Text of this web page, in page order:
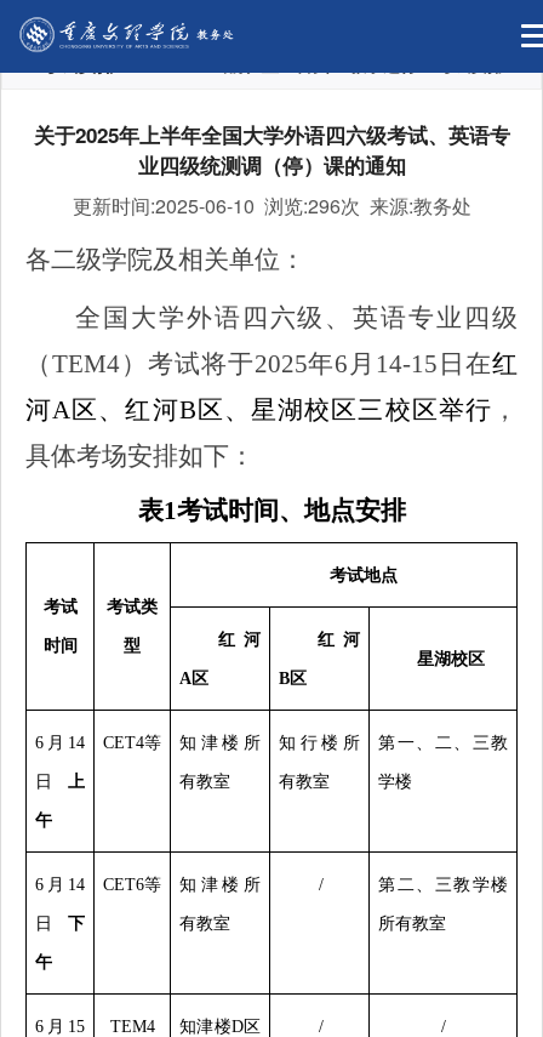
关于2025年上半年全国大学外语四六级考试、英语专
业四级统测调（停）课的通知
更新时间:2025-06-10 浏览:296次 来源:教务处
各二级学院及相关单位：
全国大学外语四六级、英语专业四级
（TEM4）考试将于2025年6月14-15日在红
河A区、红河B区、星湖校区三校区举行 ，
具体考场安排如下：
表1考试时间、地点安排
考试
时间
考试类
型
考试地点
红河
A区
红河
B区
星湖校区
6 月14
日 上
午
CET4等 知津楼所
有教室
知行楼所
有教室
第一、二、三教
学楼
6 月14
日 下
午
CET6等 知津楼所
有教室
/ 第二、三教学楼
所有教室
6 月15 TEM4 知津楼D区 / /